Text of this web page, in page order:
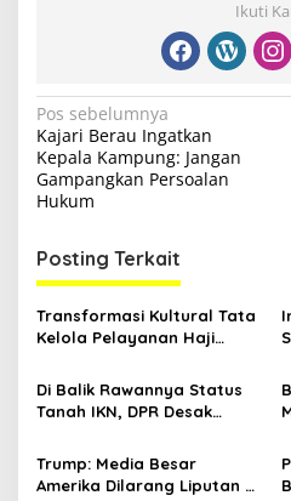
Ikuti
N
a
v
g
a
s
p
o
s
Pos sebelumnya
Kajari Berau Ingatkan
Kepala Kampung: Jangan
Gampangkan Persoalan
Hukum
Posting Terkait
Transformasi Kultural Tata
Kelola Pelayanan Haji
Di Balik Rawannya Status
Tanah IKN, DPR Desak
Trump: Media Besar
Amerika Dilarang Liputan di